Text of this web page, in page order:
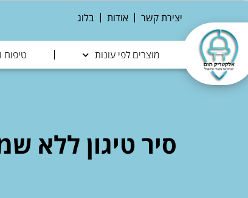
יצירת קשר אודות בלוג
מוצרים לפי עונות טיפוח
סיר טיגון ללא שמן מומלץ 2026 — השוואת